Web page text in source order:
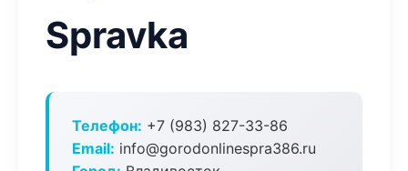
Spravka
Телефон: +7 (983) 827-33-86
Email: info@gorodonlinespra386.ru